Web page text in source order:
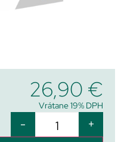
26,90 €
Vrátane 19% DPH
- +